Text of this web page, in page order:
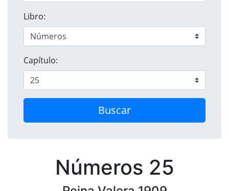
Libro:
Capítulo:
Buscar
Números 25